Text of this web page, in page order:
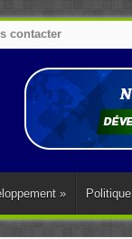
contacter
» Politique